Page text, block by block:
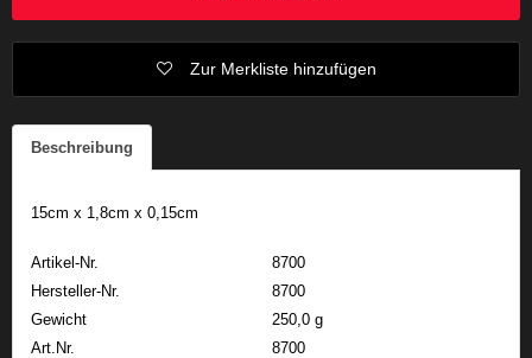
Zur Merkliste hinzufügen
Beschreibung
15cm x 1,8cm x 0,15cm
Artikel-Nr.
8700
Hersteller-Nr.
8700
Gewicht
250,0 g
Art.Nr.
8700